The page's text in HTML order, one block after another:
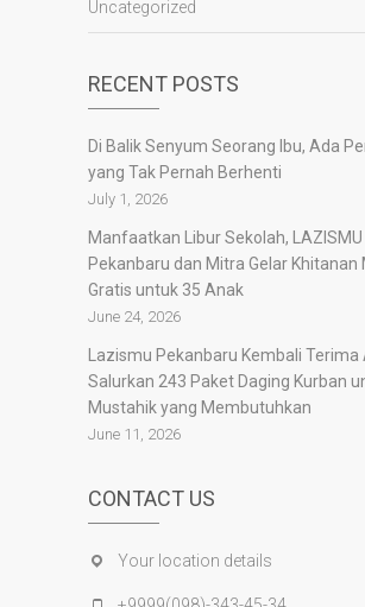
Uncategorized
RECENT POSTS
Di Balik Senyum Seorang Ibu, Ada
yang Tak Pernah Berhenti
July 1, 2026
Manfaatkan Libur Sekolah, LAZISMU
Pekanbaru dan Mitra Gelar Khitanan
Gratis untuk 35 Anak
June 24, 2026
Lazismu Pekanbaru Kembali
Salurkan 243 Paket Daging Kurban
Mustahik yang Membutuhkan
June 11, 2026
CONTACT US
Your location details